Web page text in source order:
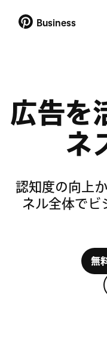
Business
広告を
ネ
認知度の向上
ネル全体でビ
無